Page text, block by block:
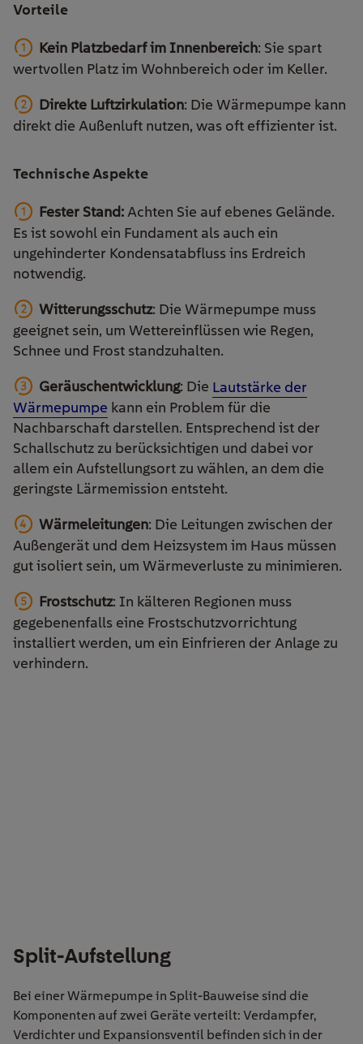
Vorteile
Kein Platzbedarf im Innenbereich: Sie spart
wertvollen Platz im Wohnbereich oder im Keller.
Direkte Luftzirkulation: Die Wärmepumpe kann
direkt die Außenluft nutzen, was oft effizienter ist.
Technische Aspekte
Fester Stand:Achten Sie auf ebenes Gelände.
Es ist sowohl ein Fundament als auch ein
ungehinderter Kondensatabfluss ins Erdreich
notwendig.
Witterungsschutz: Die Wärmepumpe muss
geeignet sein, um Wettereinflüssen wie Regen,
Schnee und Frost standzuhalten.
Geräuschentwicklung: Die Lautstärke der
Wärmepumpe kann ein Problem für die
Nachbarschaft darstellen. Entsprechend ist der
Schallschutz zu berücksichtigen und dabei vor
allem ein Aufstellungsort zu wählen, an dem die
geringste Lärmemission entsteht.
Wärmeleitungen: Die Leitungen zwischen der
Außengerät und dem Heizsystem im Haus müssen
gut isoliert sein, um Wärmeverluste zu minimieren.
Frostschutz: In kälteren Regionen muss
gegebenenfalls eine Frostschutzvorrichtung
installiert werden, um ein Einfrieren der Anlage zu
verhindern.
Split-Aufstellung
Bei einer Wärmepumpe in Split-Bauweise sind die
Komponenten auf zwei Geräte verteilt: Verdampfer,
Verdichter und Expansionsventil befinden sich in der